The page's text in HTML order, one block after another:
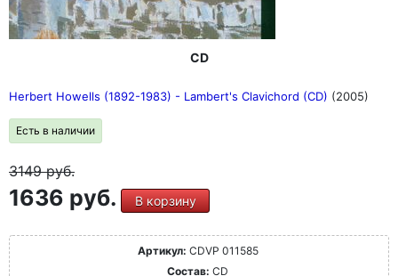
CD
Herbert Howells (1892-1983) - Lambert's Clavichord (CD) (2005)
Есть в наличии
3149руб.
1636 руб. В корзину
Артикул: CDVP 011585
Состав: CD